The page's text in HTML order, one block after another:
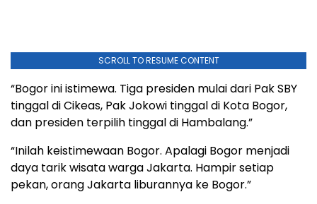
SCROLL TO RESUME CONTENT
“Bogor ini istimewa. Tiga presiden mulai dari Pak SBY
tinggal di Cikeas, Pak Jokowi tinggal di Kota Bogor,
dan presiden terpilih tinggal di Hambalang.”
“Inilah keistimewaan Bogor. Apalagi Bogor menjadi
daya tarik wisata warga Jakarta. Hampir setiap
pekan, orang Jakarta liburannya ke Bogor.”